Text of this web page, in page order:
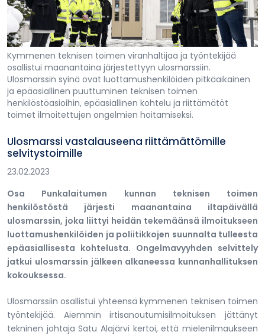
Kymmenen teknisen toimen viranhaltijaa ja työntekijää
osallistui maanantaina järjestettyyn ulosmarssiin.
Ulosmarssin syinä ovat luottamushenkilöiden pitkäaikainen
ja epäasiallinen puuttuminen teknisen toimen
henkilöstöasioihin, epäasiallinen kohtelu ja riittämätöt
toimet ilmoitettujen ongelmien hoitamiseksi.
Ulosmarssi vastalauseena riittämättömille
selvitystoimille
23.02.2023
Osa Punkalaitumen kunnan teknisen toimen
henkilöstöstä järjesti maanantaina iltapäivällä
ulosmarssin, joka liittyi heidän tekemäänsä ilmoitukseen
luottamushenkilöiden ja poliitikkojen suunnalta tulleesta
epäasiallisesta kohtelusta. Ongelmavyyhden selvittely
jatkui ulosmarssin jälkeen alkaneessa kunnanhallituksen
kokouksessa.
Ulosmarssiin osallistui yhteensä kymmenen teknisen toimen
työntekijää. Aiemmin irtisanoutumisilmoituksen jättänyt
tekninen johtaja Satu Alajärvi kertoi, että mielenilmaukseen